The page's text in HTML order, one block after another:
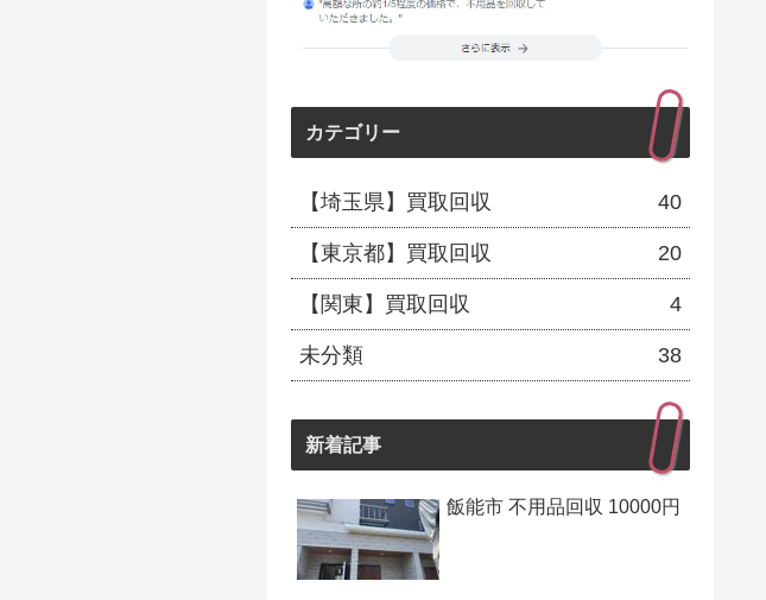
カテゴリー
【埼玉県】買取回収 40
【東京都】買取回収 20
【関東】買取回収 4
未分類 38
新着記事
飯能市 不用品回収 10000円